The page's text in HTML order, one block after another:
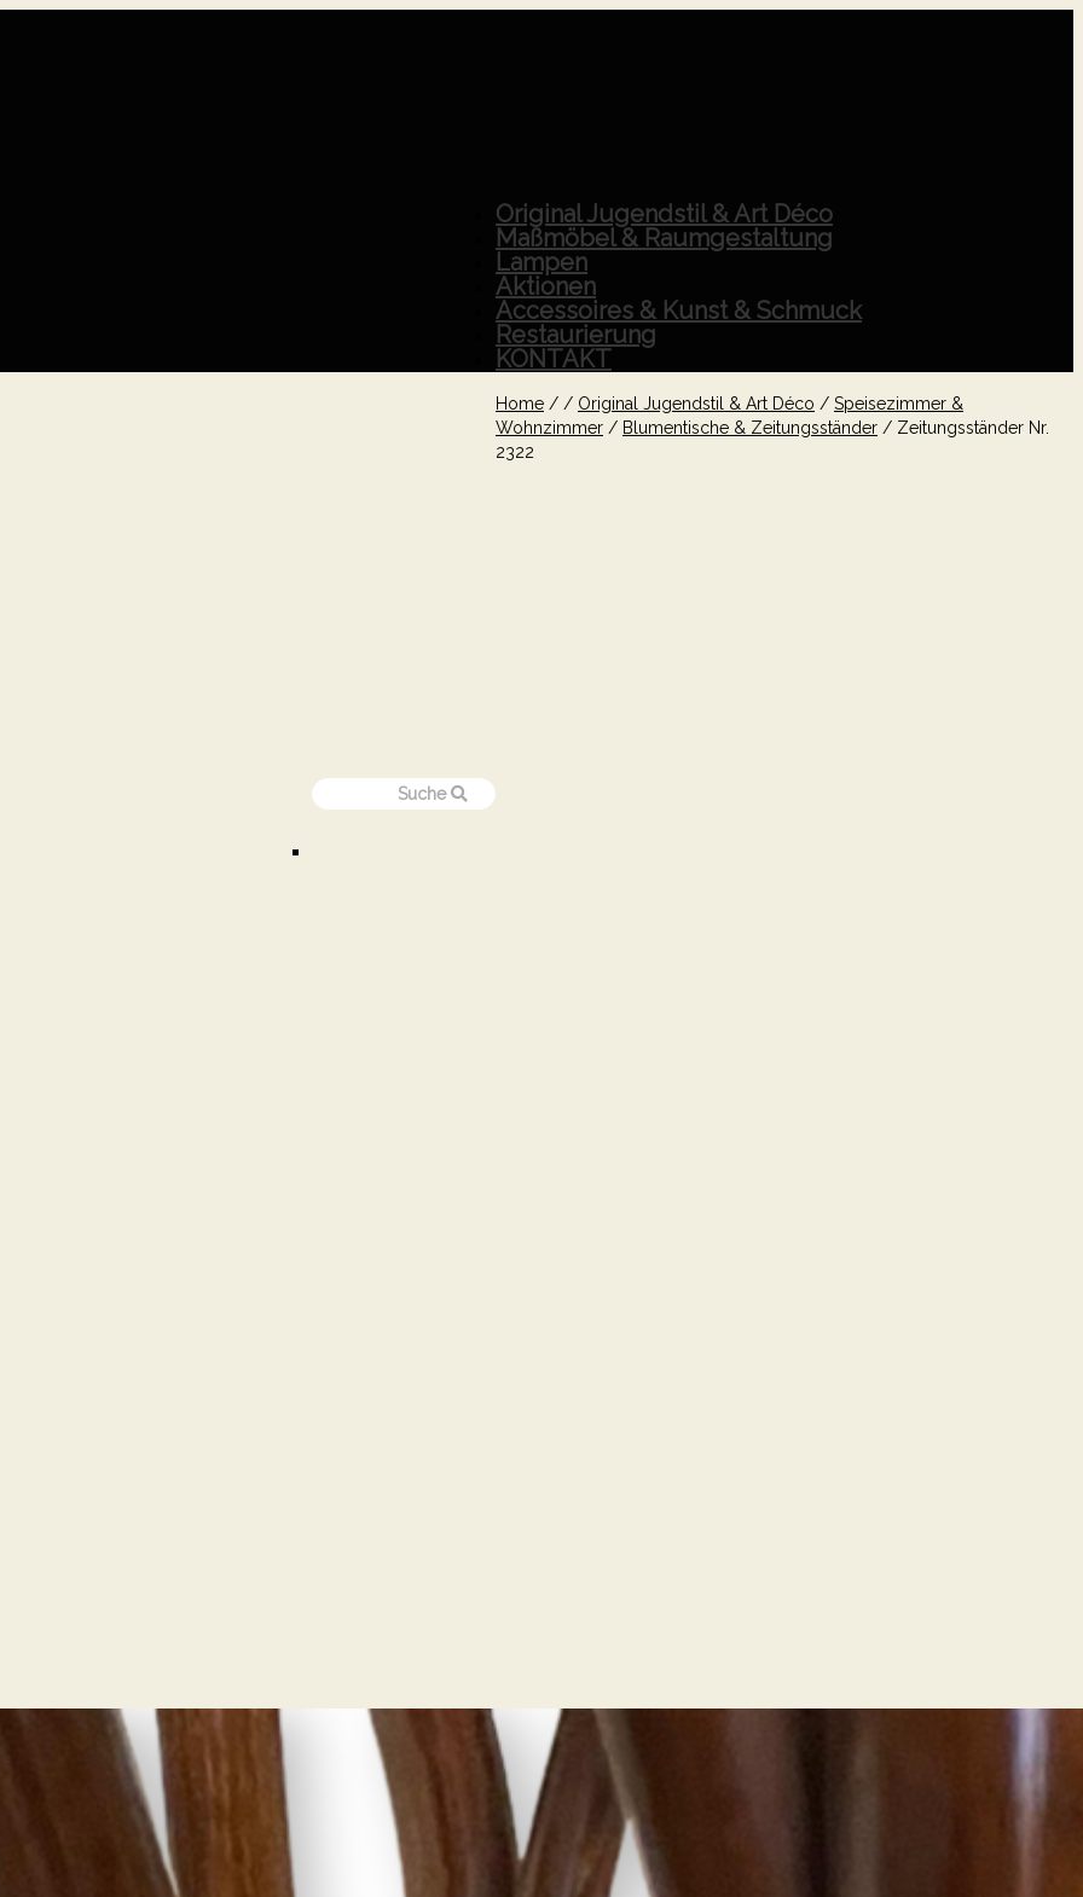
Original Jugendstil & Art Déco
Maßmöbel & Raumgestaltung
Lampen
Aktionen
Accessoires & Kunst & Schmuck
Restaurierung
KONTAKT
Home / / Original Jugendstil & Art Déco / Speisezimmer &
Wohnzimmer / Blumentische & Zeitungsständer / Zeitungsständer Nr.
2322